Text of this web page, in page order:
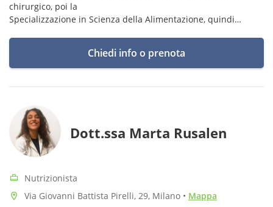
chirurgico, poi la
Specializzazione in Scienza della Alimentazione, quindi
Chiedi info o prenota
Dott.ssa Marta Rusalen
Nutrizionista
Via Giovanni Battista Pirelli, 29, Milano • Mappa